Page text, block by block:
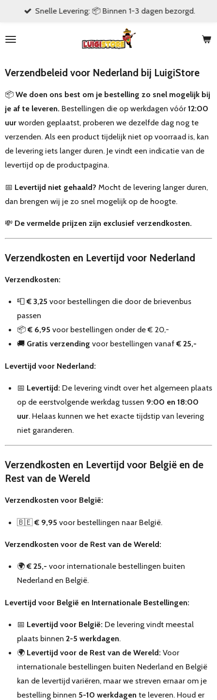
naar
hoofdinhoud
Snelle Levering: 📦 Binnen 1-3 dagen bezorgd.
Verzendbeleid voor Nederland bij LuigiStore
📦 We doen ons best om je bestelling zo snel mogelijk bij
je af te leveren. Bestellingen die op werkdagen vóór 12:00
uur worden geplaatst, proberen we dezelfde dag nog te
verzenden. Als een product tijdelijk niet op voorraad is, kan
de levering iets langer duren. Je vindt een indicatie van de
levertijd op de productpagina.
📅 Levertijd niet gehaald? Mocht de levering langer duren,
dan brengen wij je zo snel mogelijk op de hoogte.
💸 De vermelde prijzen zijn exclusief verzendkosten.
Verzendkosten en Levertijd voor Nederland
Verzendkosten:
📮€ 3,25 voor bestellingen die door de brievenbus
passen
📦€ 6,95 voor bestellingen onder de € 20,-
🚚 Gratis verzending voor bestellingen vanaf€ 25,-
Levertijd voor Nederland:
📅 Levertijd: De levering vindt over het algemeen plaats
op de eerstvolgende werkdag tussen 9:00 en 18:00
uur. Helaas kunnen we het exacte tijdstip van levering
niet garanderen.
Verzendkosten en Levertijd voor België en de
Rest van de Wereld
Verzendkosten voor België:
🇧🇪€ 9,95 voor bestellingen naar België.
Verzendkosten voor de Rest van de Wereld:
🌍€ 25,- voor internationale bestellingen buiten
Nederland en België.
Levertijd voor België en Internationale Bestellingen:
📅 Levertijd voor België: De levering vindt meestal
plaats binnen 2-5 werkdagen.
🌍 Levertijd voor de Rest van de Wereld: Voor
internationale bestellingen buiten Nederland en België
kan de levertijd variëren, maar we streven ernaar om je
bestelling binnen 5-10 werkdagen te leveren. Houd er